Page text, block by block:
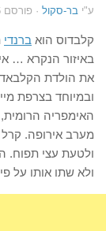
ע"י בר-סקול · פורסם
קלבדוס הוא ברנדי
באיזור הנקרא …
את הולדת
ובמיוחד בצרפת
מערב אירופה. קרל
ולטעת עצי תפוח.
ולא שתו אותו על